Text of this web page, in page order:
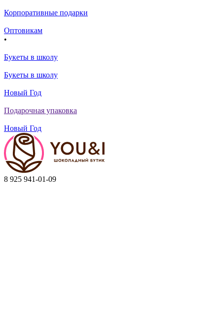
Корпоративные подарки
Оптовикам
•
Букеты в школу
Букеты в школу
Новый Год
Подарочная упаковка
Новый Год
8 925 941-01-09